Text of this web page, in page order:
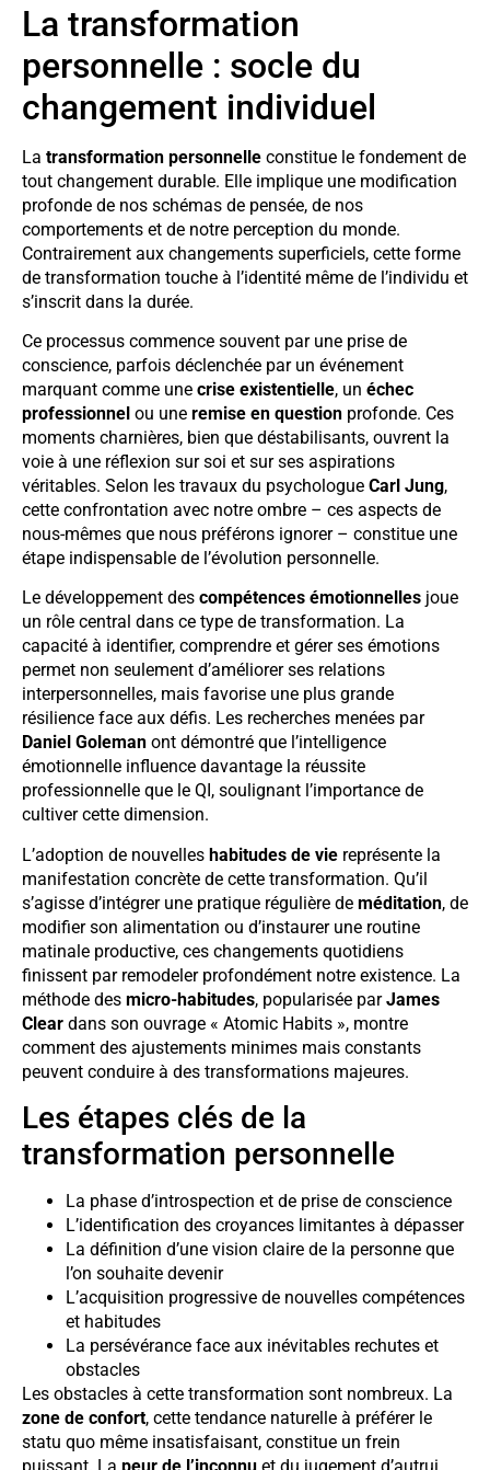
La transformation
personnelle : socle du
changement individuel
La transformation personnelle constitue le fondement de
tout changement durable. Elle implique une modification
profonde de nos schémas de pensée, de nos
comportements et de notre perception du monde.
Contrairement aux changements superficiels, cette forme
de transformation touche à l’identité même de l’individu et
s’inscrit dans la durée.
Ce processus commence souvent par une prise de
conscience, parfois déclenchée par un événement
marquant comme une crise existentielle, un échec
professionnel ou une remise en question profonde. Ces
moments charnières, bien que déstabilisants, ouvrent la
voie à une réflexion sur soi et sur ses aspirations
véritables. Selon les travaux du psychologue Carl Jung,
cette confrontation avec notre ombre – ces aspects de
nous-mêmes que nous préférons ignorer – constitue une
étape indispensable de l’évolution personnelle.
Le développement des compétences émotionnelles joue
un rôle central dans ce type de transformation. La
capacité à identifier, comprendre et gérer ses émotions
permet non seulement d’améliorer ses relations
interpersonnelles, mais favorise une plus grande
résilience face aux défis. Les recherches menées par
Daniel Goleman ont démontré que l’intelligence
émotionnelle influence davantage la réussite
professionnelle que le QI, soulignant l’importance de
cultiver cette dimension.
L’adoption de nouvelles habitudes de vie représente la
manifestation concrète de cette transformation. Qu’il
s’agisse d’intégrer une pratique régulière de méditation, de
modifier son alimentation ou d’instaurer une routine
matinale productive, ces changements quotidiens
finissent par remodeler profondément notre existence. La
méthode des micro-habitudes, popularisée parJames
Clear dans son ouvrage « Atomic Habits », montre
comment des ajustements minimes mais constants
peuvent conduire à des transformations majeures.
Les étapes clés de la
transformation personnelle
La phase d’introspection et de prise de conscience
L’identification des croyances limitantes à dépasser
La définition d’une vision claire de la personne que
l’on souhaite devenir
L’acquisition progressive de nouvelles compétences
et habitudes
La persévérance face aux inévitables rechutes et
obstacles
Les obstacles à cette transformation sont nombreux. La
zone de confort, cette tendance naturelle à préférer le
statu quo même insatisfaisant, constitue un frein